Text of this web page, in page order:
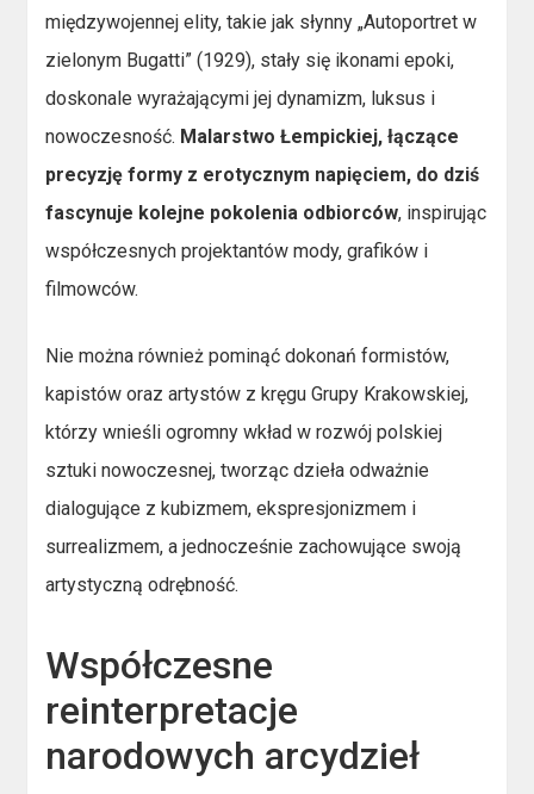
międzywojennej elity, takie jak słynny „Autoportret w
zielonym Bugatti” (1929), stały się ikonami epoki,
doskonale wyrażającymi jej dynamizm, luksus i
nowoczesność. Malarstwo Łempickiej, łączące
precyzję formy z erotycznym napięciem, do dziś
fascynuje kolejne pokolenia odbiorców, inspirując
współczesnych projektantów mody, grafików i
filmowców.
Nie można również pominąć dokonań formistów,
kapistów oraz artystów z kręgu Grupy Krakowskiej,
którzy wnieśli ogromny wkład w rozwój polskiej
sztuki nowoczesnej, tworząc dzieła odważnie
dialogujące z kubizmem, ekspresjonizmem i
surrealizmem, a jednocześnie zachowujące swoją
artystyczną odrębność.
Współczesne
reinterpretacje
narodowych arcydzieł